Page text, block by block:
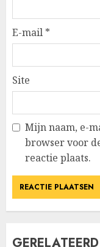
E-mail *
Site
Mijn naam, e-
browser voor
reactie plaats.